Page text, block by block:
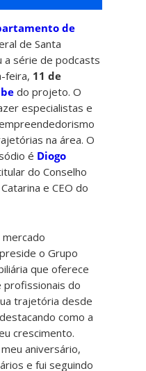
de
de Santa
a série de podcasts
feira, 11 de
do projeto. O
especialistas e
na área. O
é Diogo
do Conselho
e CEO do
mercado
o Grupo
que oferece
do
trajetória desde
como a
crescimento.
aniversário,
e fui seguindo